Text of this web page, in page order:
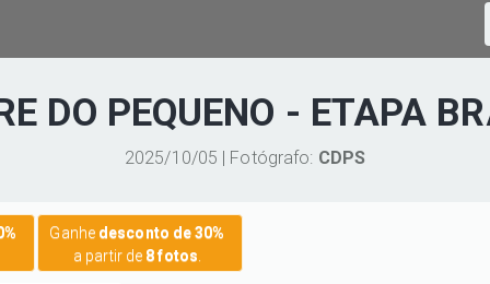
DO PEQUENO - ETAPA
2025/10/05 | Fotógrafo: CDPS
Ganhe desconto de 30%
a partir de 8 fotos